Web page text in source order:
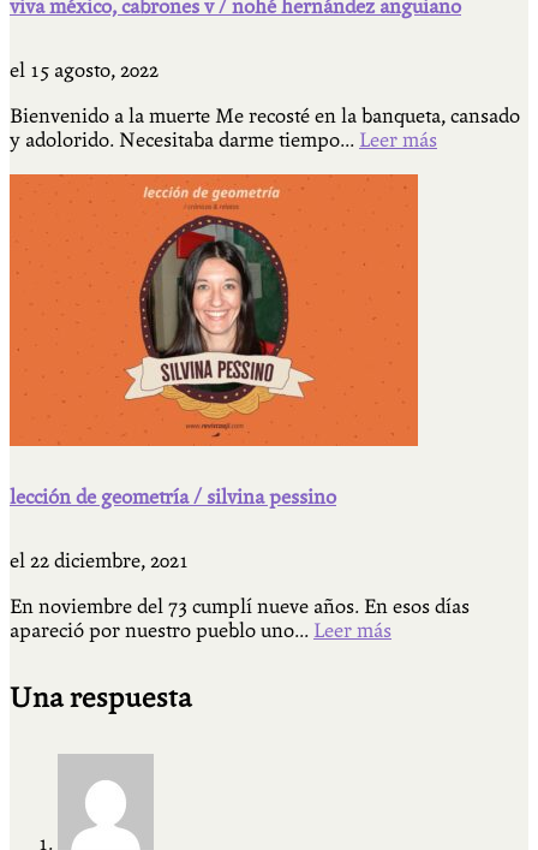
viva méxico, cabrones v / nohé hernández anguiano
el 15 agosto, 2022
Bienvenido a la muerte Me recosté en la banqueta, cansado
y adolorido. Necesitaba darme tiempo... Leer más
lección de geometría / silvina pessino
el 22 diciembre, 2021
En noviembre del 73 cumplí nueve años. En esos días
apareció por nuestro pueblo uno... Leer más
Una respuesta